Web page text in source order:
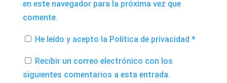
en este navegador para la próxima vez que
comente.
He leído y acepto la Política de privacidad *
Recibir un correo electrónico con los
siguientes comentarios a esta entrada.